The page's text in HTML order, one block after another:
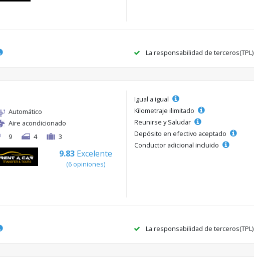
La responsabilidad de terceros(TPL)
Automático
Aire acondicionado
9
4 3
9.83 Excelente
(6 opiniones)
Igual a igual
Kilometraje ilimitado
Reunirse y Saludar
Depósito en efectivo aceptado
Conductor adicional incluido
La responsabilidad de terceros(TPL)